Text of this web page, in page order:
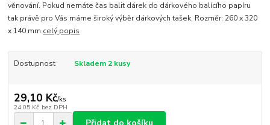
věnování. Pokud nemáte čas balit dárek do dárkového balícího papíru
tak právě pro Vás máme široký výběr dárkových tašek. Rozměr: 260 x 320
x 140 mm celý popis
Dostupnost Skladem 2 kusy
29,10 Kč/ks
24,05 Kč bez DPH